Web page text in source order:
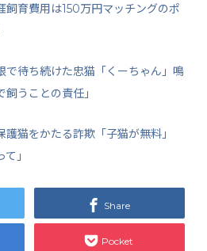
飼育費用は150万円マッチングのポ
で待ち続けた忠猫「くーちゃん」鳴
飼うことの責任 」
護猫をかたる詐欺「子猫が無料」
て 」
Share
Pocket